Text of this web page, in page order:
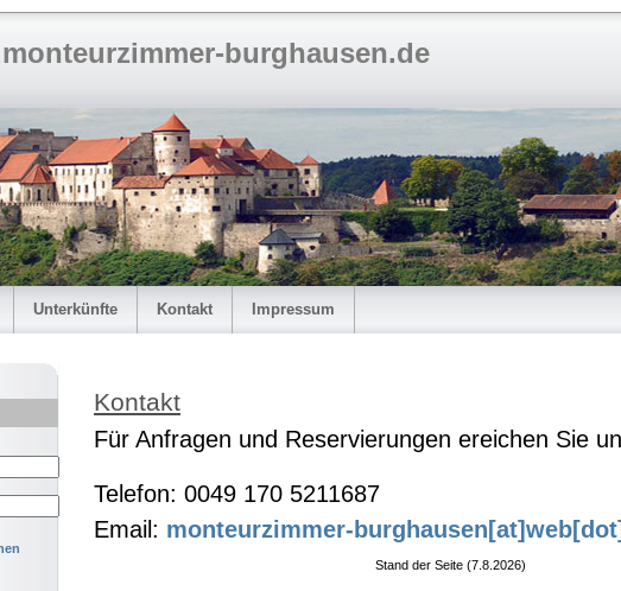
burghausen.de
Unterkünfte Kontakt Impressum
Kontakt
Für Anfragen und Reservierungen ereichen Sie
Telefon: 0049 170 5211687
Email: monteurzimmer-
Stand der Seite (7.8.2026)